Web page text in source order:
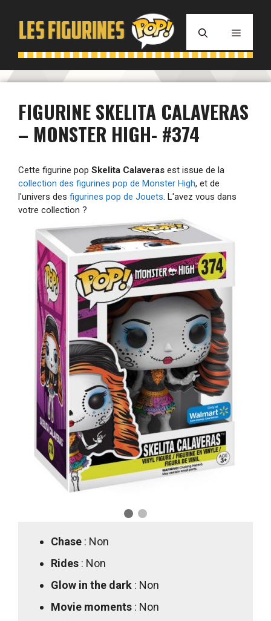
contenu
MENU
FIGURINE SKELITA CALAVERAS
– MONSTER HIGH- #374
Cette figurine pop Skelita Calaveras est issue de la
collection des figurines pop de Monster High, et de
l'univers des figurines pop de Jouets. L'avez vous dans
votre collection ?
Chase : Non
Rides : Non
Glow in the dark : Non
Movie moments : Non